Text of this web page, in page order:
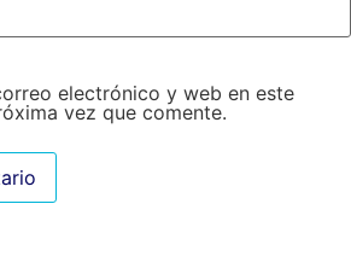
electrónico y web en este
vez que comente.